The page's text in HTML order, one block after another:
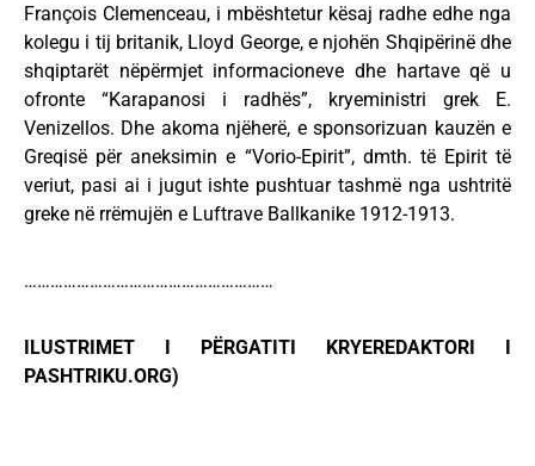
François Clemenceau, i mbështetur kësaj radhe edhe nga
kolegu i tij britanik, Lloyd George, e njohën Shqipërinë dhe
shqiptarët nëpërmjet informacioneve dhe hartave që u
ofronte “Karapanosi i radhës”, kryeministri grek E.
Venizellos. Dhe akoma njëherë, e sponsorizuan kauzën e
Greqisë për aneksimin e “Vorio-Epirit”, dmth. të Epirit të
veriut, pasi ai i jugut ishte pushtuar tashmë nga ushtritë
greke në rrëmujën e Luftrave Ballkanike 1912-1913.
…………………………………………………
ILUSTRIMET I PËRGATITI KRYEREDAKTORI I
PASHTRIKU.ORG)